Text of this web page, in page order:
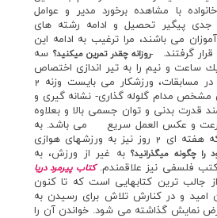
با مشاهده برخورد مدير و عوامل
پيگير تحصيل و ادامه رشته هاي
مي باشند، مرا ترغيب به ادامه اين
گرفتند.
-روزانه چقدر تمرين ميكنيد؟ سه
ساعت و نيم را به تير اندازي اختصاص
مي دهم از طرفي چون در مسابقات، ورزشكار مي بايست وزنه 2
مشخص مدام گلوله گذاري- نشانه گيري و
قدرت بدني و توان جسمي بالا و بعلاوه
سرعت و عكس العمل سريع مي باشد. به
همين علت لازم است كه هفته اي 2 روز نيز به ورزشهاي هوازي
چگونه ميگذرانيد؟به غير از ورزش، به
كتب فلسفي نيز علاقمندم.كتاب پيرمرد دريا
جالب ترين كتابهايي است كه تا كنون
اميد و در كنارش تلاش براي رسيدن به
نمايش گذاشته مي شود. خواندن آن را